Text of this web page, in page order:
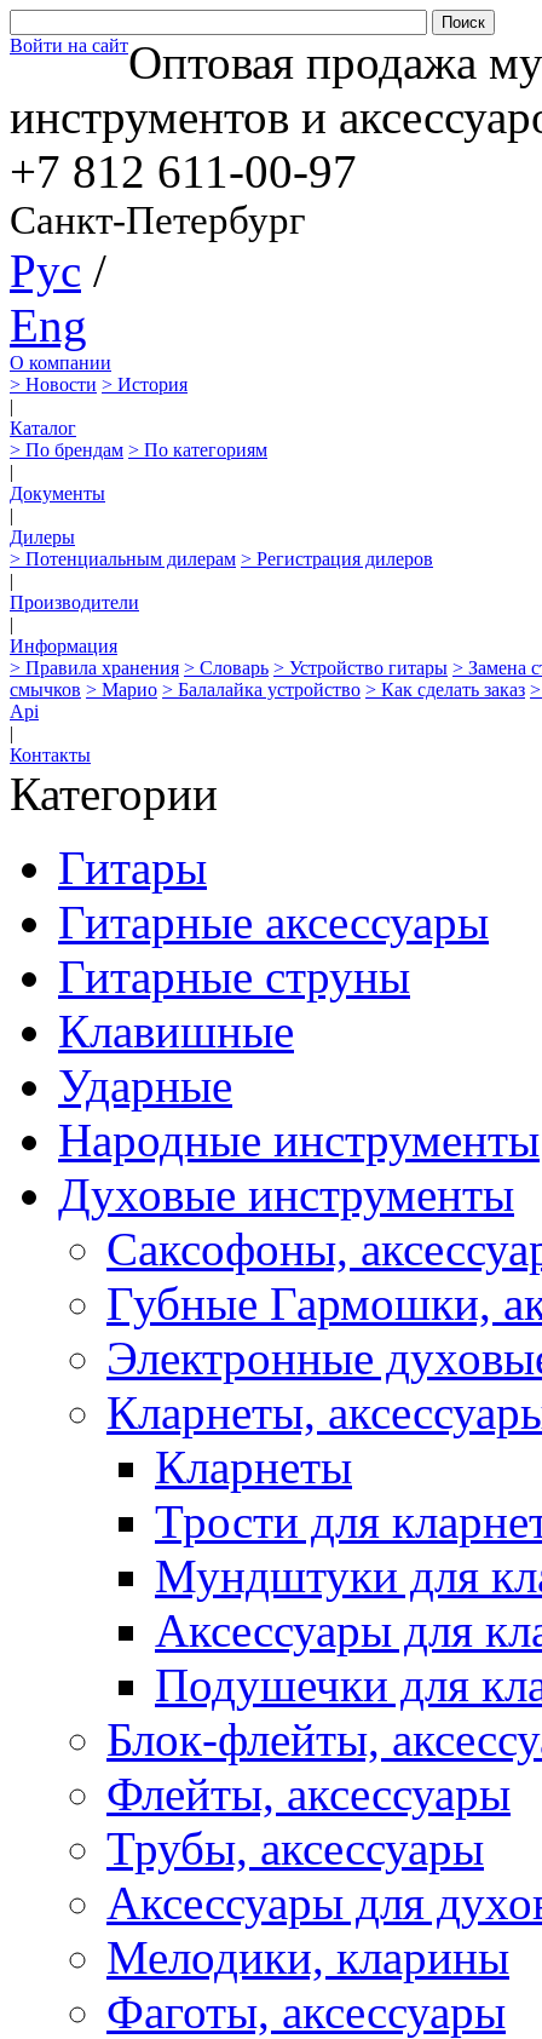
Войти на сайтОптовая продажа
инструментов и
+7 812 611-00-97
Санкт-Петербург
Рус /
Eng
О компании
> Новости > История
|
Каталог
> По брендам > По категориям
|
Документы
|
Дилеры
> Потенциальным дилерам > Регистрация дилеров
|
Производители
|
Информация
> Правила хранения > Словарь > Устройство гитары > Замена
смычков > Марио > Балалайка устройство > Как сделать заказ
Api
|
Контакты
Категории
Гитары
Гитарные аксессуары
Гитарные струны
Клавишные
Ударные
Народные инструменты
Духовые инструменты
Саксофоны,
Губные Гармошки,
Электронные
Кларнеты,
Кларнеты
Трости для
Мундштуки для
Аксессуары для
Подушечки для
Блок-флейты,
Флейты, аксессуары
Трубы, аксессуары
Аксессуары для
Мелодики, кларины
Фаготы, аксессуары